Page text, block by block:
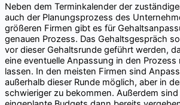
Neben dem Terminkalender der
auch der Planungsprozess des
größeren Firmen gibt es für
genauen Prozess. Das Gehaltsgespräch
vor dieser Gehaltsrunde geführt werden,
eine eventuelle Anpassung in den Prozess
lassen. In den meisten Firmen sind
außerhalb dieser Runde möglich, aber in
schwieriger zu bekommen. Außerdem